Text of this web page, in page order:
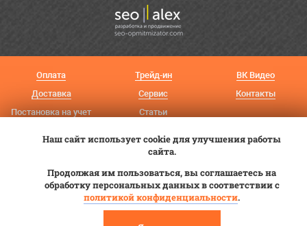
Оплата
Доставка
Постановка на учет
Трейд-ин
Сервис
Статьи
ВК Видео
Контакты
© 2012—2026 «Купи прицеп»™ (ООО «Авангард», ИНН 9723035587)
Наш сайт использует cookie для улучшения работы
сайта.
Продолжая им пользоваться, вы соглашаетесь на
обработку персональных данных в соответствии с
политикой конфиденциальности.